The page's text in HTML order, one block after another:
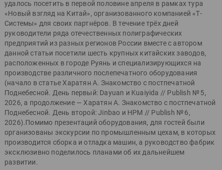
удалось посетить в первой половине апреля в рамках тура
«Новый взгляд на Китай», организованного компанией «Т-
Системы» для своих партнёров. В течение трёх дней
руководители ряда отечественных полиграфических
предприятий из разных регионов России вместе с автором
данной статьи посетили шесть крупных китайских заводов,
расположенных в городе Руянь и специализирующихся на
производстве различного послепечатного оборудования
(начало в статье Харатян А. Знакомство с постпечатной
Поднебесной. День первый: Dayuan и Kuaiyida // Publish № 5,
2026, а продолжение — Харатян А. Знакомство с постпечатной
Поднебесной. День второй: Jinbao и HPM // Publish № 6,
2026).Помимо презентаций оборудования, для гостей были
организованы экскурсии по промышленным цехам, в которых
производится сборка и отладка машин, а руководство фабрик
эксклюзивно поделилось планами об их дальнейшем
развитии.